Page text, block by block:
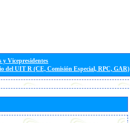
y Vicepresidentes
del UIT R (CE, Comisión Especial, RPC, GAR)